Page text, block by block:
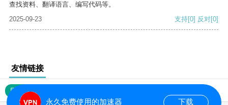
查找资料、翻译语言、编写代码等。
2025-09-23
支持[0] 反对[0]
友情链接
网站地图
永久免费使用的加速器 下载